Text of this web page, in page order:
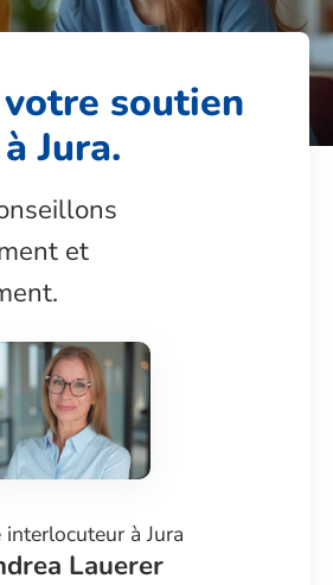
soutien
Jura.
et
interlocuteur àJura
Lauerer